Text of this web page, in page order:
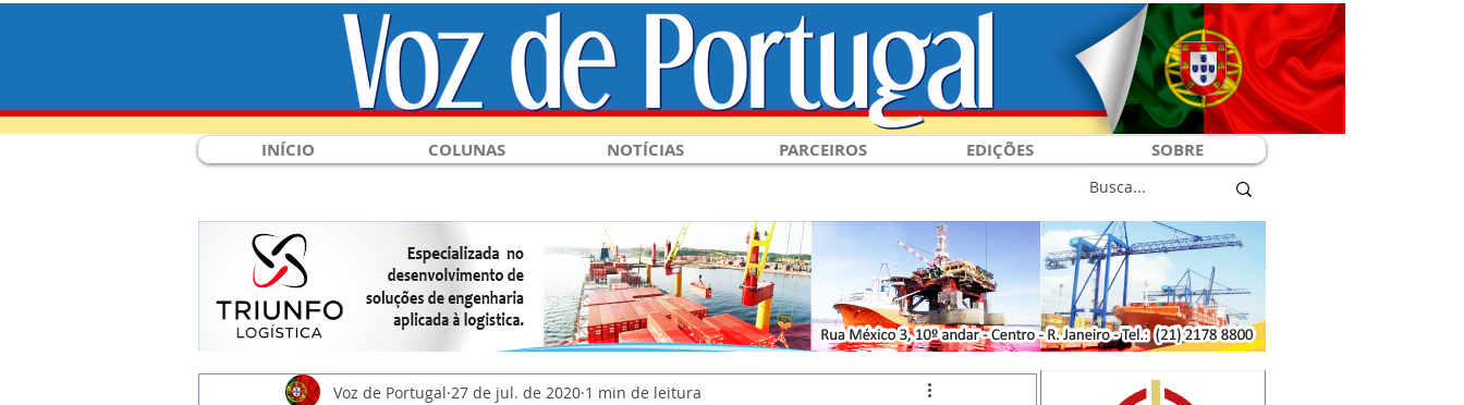
INÍCIO COLUNAS NOTÍCIAS PARCEIROS EDIÇÕES SOBRE
Voz de Portugal 27 de jul. de 2020 1 min de leitura